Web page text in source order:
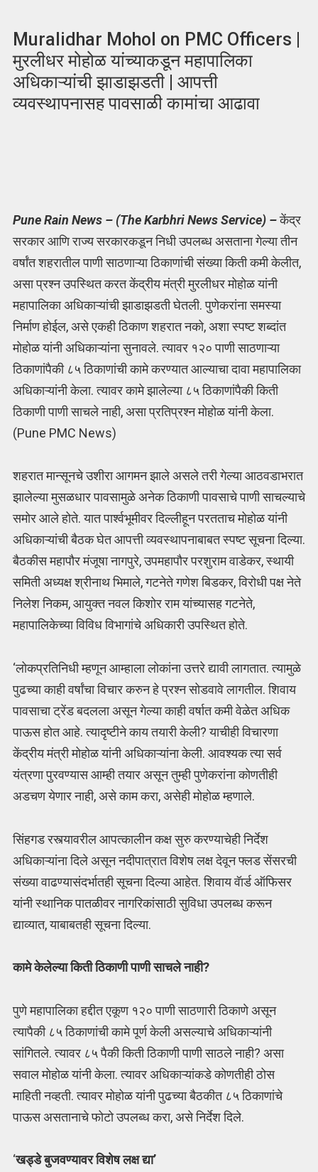
Muralidhar Mohol on PMC Officers |
मुरलीधर मोहोळ यांच्याकडून महापालिका
अधिकाऱ्यांची झाडाझडती | आपत्ती
व्यवस्थापनासह पावसाळी कामांचा आढावा
Pune Rain News – (The Karbhri News Service) –केंद्र
सरकार आणि राज्य सरकारकडून निधी उपलब्ध असताना गेल्या तीन
वर्षांत शहरातील पाणी साठणाऱ्या ठिकाणांची संख्या किती कमी केलीत,
असा प्रश्न उपस्थित करत केंद्रीय मंत्री मुरलीधर मोहोळ यांनी
महापालिका अधिकाऱ्यांची झाडाझडती घेतली. पुणेकरांना समस्या
निर्माण होईल, असे एकही ठिकाण शहरात नको, अशा स्पष्ट शब्दांत
मोहोळ यांनी अधिकाऱ्यांना सुनावले. त्यावर १२० पाणी साठणाऱ्या
ठिकाणांपैकी ८५ ठिकाणांची कामे करण्यात आल्याचा दावा महापालिका
अधिकाऱ्यांनी केला. त्यावर कामे झालेल्या ८५ ठिकाणांपैकी किती
ठिकाणी पाणी साचले नाही, असा प्रतिप्रश्न मोहोळ यांनी केला.
(Pune PMC News)
शहरात मान्सूनचे उशीरा आगमन झाले असले तरी गेल्या आठवडाभरात
झालेल्या मुसळधार पावसामुळे अनेक ठिकाणी पावसाचे पाणी साचल्याचे
समोर आले होते. यात पार्श्वभूमीवर दिल्लीहून परतताच मोहोळ यांनी
अधिकाऱ्यांची बैठक घेत आपत्ती व्यवस्थापनाबाबत स्पष्ट सूचना दिल्या.
बैठकीस महापौर मंजूषा नागपुरे, उपमहापौर परशुराम वाडेकर, स्थायी
समिती अध्यक्ष श्रीनाथ भिमाले, गटनेते गणेश बिडकर, विरोधी पक्ष नेते
निलेश निकम, आयुक्त नवल किशोर राम यांच्यासह गटनेते,
महापालिकेच्या विविध विभागांचे अधिकारी उपस्थित होते.
‘लोकप्रतिनिधी म्हणून आम्हाला लोकांना उत्तरे द्यावी लागतात. त्यामुळे
पुढच्या काही वर्षांचा विचार करुन हे प्रश्न सोडवावे लागतील. शिवाय
पावसाचा ट्रेंड बदलला असून गेल्या काही वर्षात कमी वेळेत अधिक
पाऊस होत आहे. त्यादृष्टीने काय तयारी केली? याचीही विचारणा
केंद्रीय मंत्री मोहोळ यांनी अधिकाऱ्यांना केली. आवश्यक त्या सर्व
यंत्रणा पुरवण्यास आम्ही तयार असून तुम्ही पुणेकरांना कोणतीही
अडचण येणार नाही, असे काम करा, असेही मोहोळ म्हणाले.
सिंहगड रस्त्यावरील आपत्कालीन कक्ष सुरु करण्याचेही निर्देश
अधिकाऱ्यांना दिले असून नदीपात्रात विशेष लक्ष देवून फ्लड सेंसरची
संख्या वाढण्यासंदर्भातही सूचना दिल्या आहेत. शिवाय वॅार्ड ऑफिसर
यांनी स्थानिक पातळीवर नागरिकांसाठी सुविधा उपलब्ध करून
द्याव्यात, याबाबतही सूचना दिल्या.
कामे केलेल्या किती ठिकाणी पाणी साचले नाही?
पुणे महापालिका हद्दीत एकूण १२० पाणी साठणारी ठिकाणे असून
त्यापैकी ८५ ठिकाणांची कामे पूर्ण केली असल्याचे अधिकाऱ्यांनी
सांगितले. त्यावर ८५ पैकी किती ठिकाणी पाणी साठले नाही? असा
सवाल मोहोळ यांनी केला. त्यावर अधिकाऱ्यांकडे कोणतीही ठोस
माहिती नव्हती. त्यावर मोहोळ यांनी पुढच्या बैठकीत ८५ ठिकाणांचे
पाऊस असतानाचे फोटो उपलब्ध करा, असे निर्देश दिले.
‘खड्डे बुजवण्यावर विशेष लक्ष द्या’